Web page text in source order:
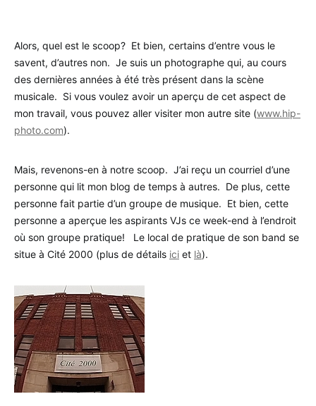
Alors, quel est le scoop? Et bien, certains d’entre vous le
savent, d’autres non. Je suis un photographe qui, au cours
des dernières années à été très présent dans la scène
musicale. Si vous voulez avoir un aperçu de cet aspect de
mon travail, vous pouvez aller visiter mon autre site (www.hip-
photo.com).
Mais, revenons-en à notre scoop. J’ai reçu un courriel d’une
personne qui lit mon blog de temps à autres. De plus, cette
personne fait partie d’un groupe de musique. Et bien, cette
personne a aperçue les aspirants VJs ce week-end à l’endroit
où son groupe pratique! Le local de pratique de son band se
situe à Cité 2000 (plus de détails ici et là).